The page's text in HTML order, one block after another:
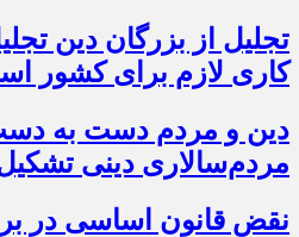
تجلیل از بزرگان دین
کاری لازم برای کشور
دین و مردم دست به‌
مردم‌سالاری دینی
نقض قانون اساسی در